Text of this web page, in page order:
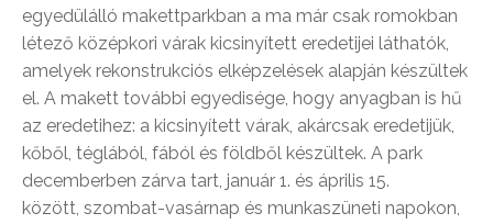
egyedülálló makettparkban a ma már csak romokban
létező középkori várak kicsinyített eredetijei láthatók,
amelyek rekonstrukciós elképzelések alapján készültek
el. A makett további egyedisége, hogy anyagban is hű
az eredetihez: a kicsinyített várak, akárcsak eredetijük,
kőből, téglából, fából és földből készültek. A park
decemberben zárva tart, január 1. és április 15.
között, szombat-vasárnap és munkaszüneti napokon,